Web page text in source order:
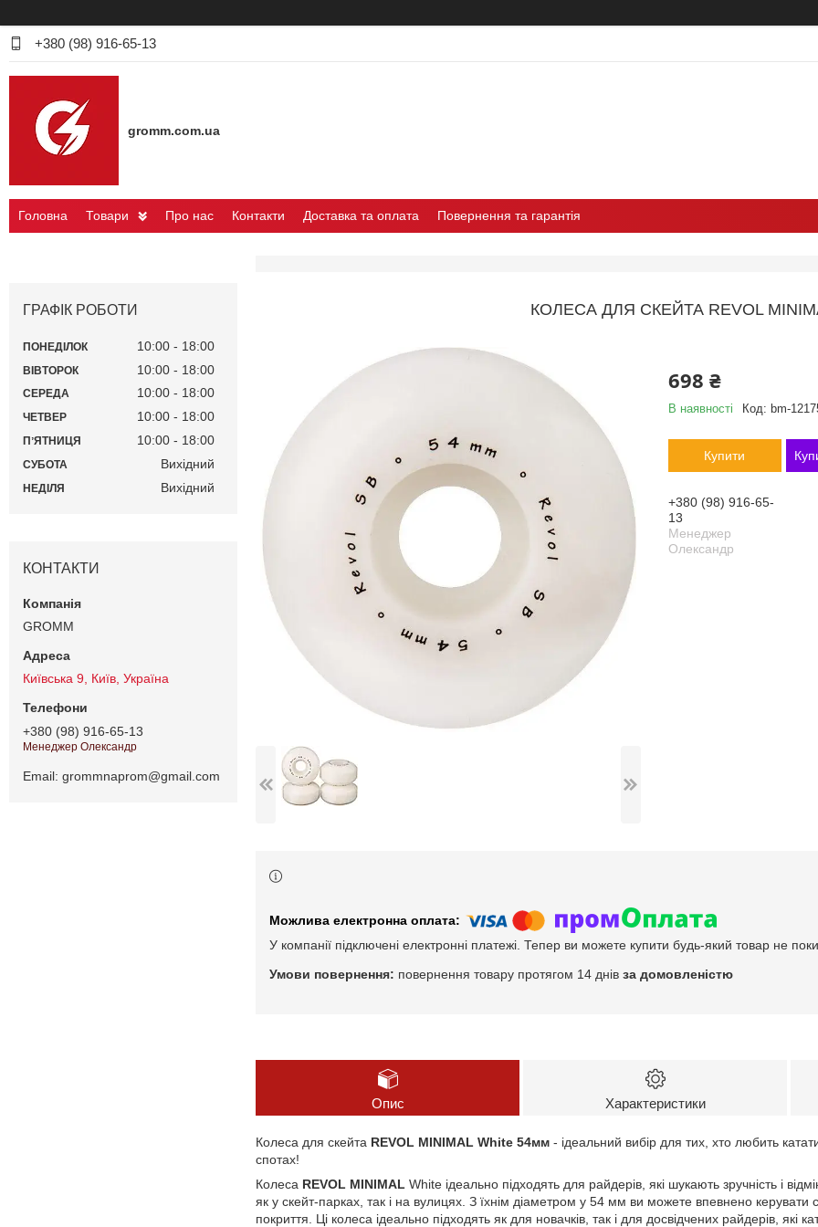
+380 (98) 916-65-13
gromm.com.ua
Головна Товари Про нас Контакти Доставка та оплата Повернення та гарантія
КОЛЕСА ДЛЯ СКЕЙТА REVOL
698 ₴
В наявності Код: bm-
Купити
+380 (98) 916-65-
13
Менеджер
Олександр
У компанії підключені електронні платежі. Тепер ви можете купити будь-який товар не
повернення товару протягом 14 днів за домовленістю
Опис Характеристики
Колеса для скейта REVOL MINIMAL White 54мм - ідеальний вибір для тих, хто любить
спотах!
Колеса REVOL MINIMAL White ідеально підходять для райдерів, які шукають зручність і
як у скейт-парках, так і на вулицях. З їхнім діаметром у 54 мм ви можете впевнено керувати
покриття. Ці колеса ідеально підходять як для новачків, так і для досвідчених райдерів, які
ГРАФІК РОБОТИ
ПОНЕДІЛОК 10:00 18:00
ВІВТОРОК 10:00 18:00
СЕРЕДА 10:00 18:00
ЧЕТВЕР 10:00 18:00
ПʼЯТНИЦЯ 10:00 18:00
СУБОТА Вихідний
НЕДІЛЯ Вихідний
КОНТАКТИ
GROMM
Київська 9, Київ, Україна
+380 (98) 916-65-13
Менеджер Олександр
Email grommnaprom@gmail.com